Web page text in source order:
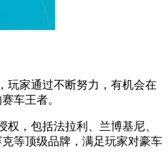
玩家通过不断努力，有机会在
车王者。
，包括法拉利、兰博基尼、
等顶级品牌，满足玩家对豪车